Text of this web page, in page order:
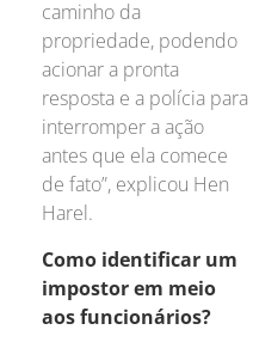
caminho da
propriedade, podendo
acionar a pronta
resposta e a polícia para
interromper a ação
antes que ela comece
de fato”, explicou Hen
Harel.
Como identificar um
impostor em meio
aos funcionários?